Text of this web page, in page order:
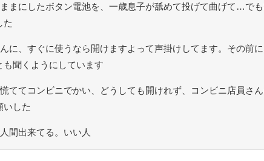
まにしたボタン電池を、一歳息子が舐めて投げて曲げて…で
た
に、すぐに使うなら開けますよって声掛けしてます。その前
聞くようにしています
ててコンビニでかい、どうしても開けれず、コンビニ店員さ
いした
間出来てる。いい人